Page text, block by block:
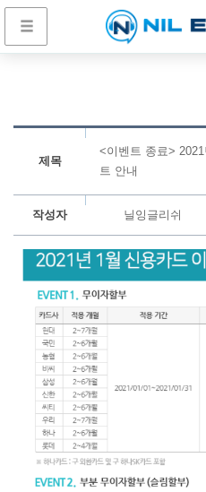
제목
<이벤트 종료>
트 안내
작성자 닐잉글리쉬